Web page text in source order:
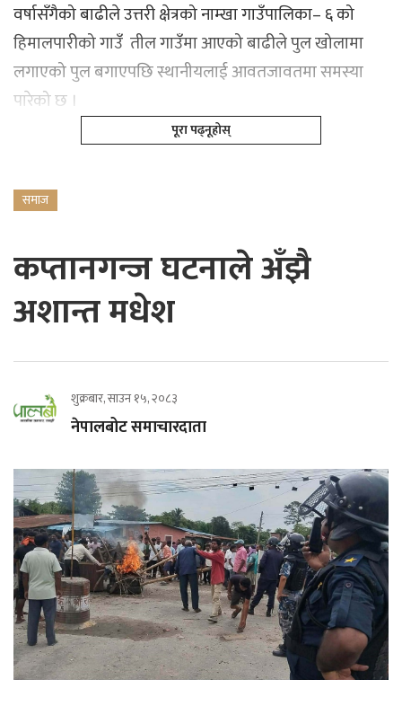
वर्षासँगैको बाढीले उत्तरी क्षेत्रको नाम्खा गाउँपालिका– ६ को
हिमालपारीको गाउँ तील गाउँमा आएको बाढीले पुल खोलामा
लगाएको पुल बगाएपछि स्थानीयलाई आवतजावतमा समस्या
पारेको छ ।
पूरा पढ्नूहोस्
समाज
कप्तानगन्ज घटनाले अँझै
अशान्त मधेश
शुक्रबार, साउन १५, २०८३
नेपालबोट समाचारदाता